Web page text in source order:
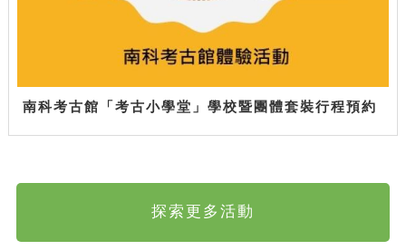
南科考古館「考古小學堂」學校暨團體套裝行程預約
探索更多活動